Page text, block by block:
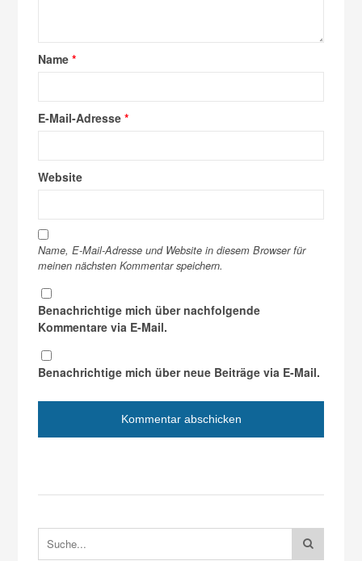
Name*
E-Mail-Adresse*
Website
Name, E-Mail-Adresse und Website in diesem Browser für
meinen nächsten Kommentar speichern.
Benachrichtige mich über nachfolgende
Kommentare via E-Mail.
Benachrichtige mich über neue Beiträge via E-Mail.